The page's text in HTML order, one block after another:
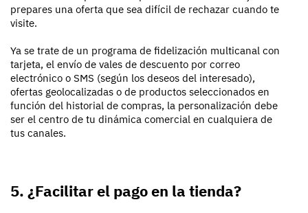
prepares una oferta que sea difícil de rechazar cuando te
visite.
Ya se trate de un programa de fidelización multicanal con
tarjeta, el envío de vales de descuento por correo
electrónico o SMS (según los deseos del interesado),
ofertas geolocalizadas o de productos seleccionados en
función del historial de compras, la personalización debe
ser el centro de tu dinámica comercial en cualquiera de
tus canales.
5. ¿Facilitar el pago en la tienda?